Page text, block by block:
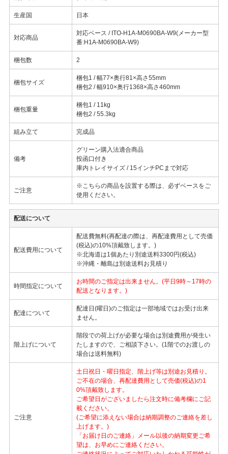
生産国 日本
対応商品
対応ベース / ITO-H1A-M0690BA-W9(メーカー型
番:H1A-M0690BA-W9)
梱包数 2
梱包サイズ
梱包1 / 幅77×奥行81×高さ55mm
梱包2 / 幅910×奥行1368×高さ460mm
梱包重量
梱包1 / 11kg
梱包2 / 55.3kg
組み立て 完成品
備考
グリーン購入法適合商品
投函口付き
庫内トレイサイズ / 15インチPCまで対応
ご注意
※こちらの商品を設置する際は、必ずベースをご
使用ください。
配送について
配送費用について
配送費無料(再配達の際は、再配達費用として売価
(税込)の10%頂戴致します。)
※北海道は1個あたり別途送料3300円(税込)
※沖縄・離島は別途送料お見積り
時間指定について
お時間のご指定は出来ません。(平日9時～17時の
配送となります。)
配達について
配達日(曜日)のご指定は一部地域ではお受け出来
ません。
階上げについて
階段での荷上げが必要な場合は別途費用が発生い
たしますので、ご相談下さい。(1階でのお渡しの
場合は送料無料)
ご注意
土日祝日・曜日指定、階上げ等は別途お見積り。
ご不在の場合、再配達費用として売価(税込)の1
0%頂戴致します。
ご希望日がございましたら注文時に備考欄にご記
載ください。
(ご希望に添えない場合は納期調整のご連絡を差し
上げます。)
「お届け日のご連絡」メール以後の納期変更ご希
望は、お早めにご連絡ください。